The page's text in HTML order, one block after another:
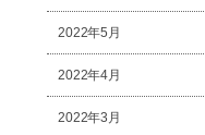
2022年5月
2022年4月
2022年3月